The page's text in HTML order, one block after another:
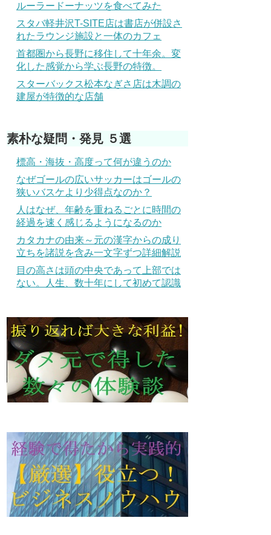
ルーラードーナッツを食べてみた
スタバ軽井沢T-SITE店は書店が併設さ
れたラウンジ施設と一体のカフェ
首都圏から長野に移住して十年余。変
化した感覚から学ぶ長野の特徴。
スターバックス松本なぎさ店は木調の
建屋が特徴的な店舗
素朴な疑問・発見 ５選
標高・海抜・高度って何が違うのか
なぜゴールの広いサッカーはゴールの
狭いバスケより少得点なのか？
人はなぜ、年齢を重ねるごとに時間の
経過を速く感じるようになるのか
カタカナの由来～元の漢字からの成り
立ちを諸説を含み一文字ずつ詳細解説
目の高さは頭の中央であって上部では
ない。人生、数十年にして初めて認識